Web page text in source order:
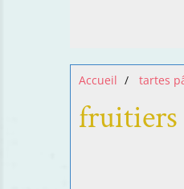
Accueil tartes
fruitiers